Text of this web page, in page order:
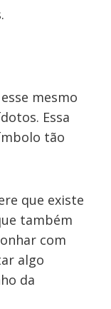
mesmo
Essa
tão
que existe
também
com
algo
da